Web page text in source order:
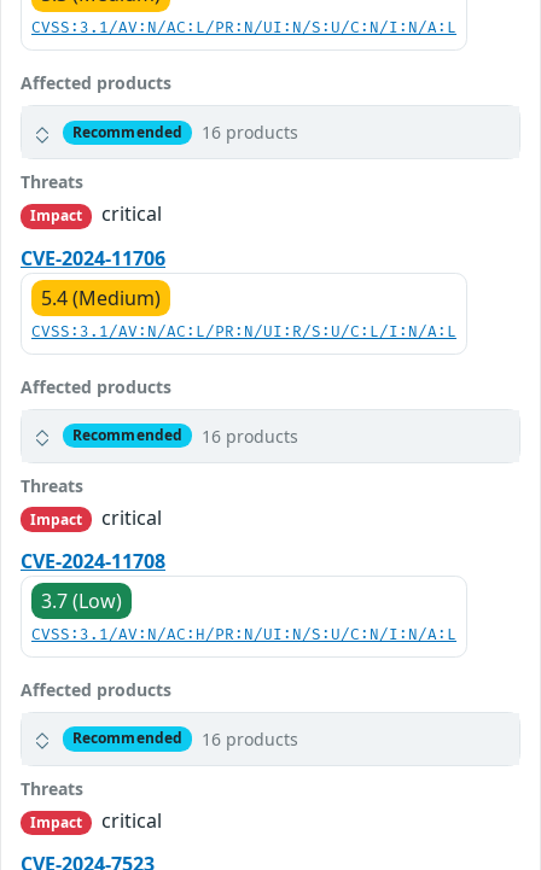
CVSS:3.1/AV:N/AC:L/PR:N/UI:N/S:U/C:N/I:N/A:L
Affected products
Recommended 16 products
Threats
Impact
critical
CVE-2024-11706
5.4 (Medium)
CVSS:3.1/AV:N/AC:L/PR:N/UI:R/S:U/C:L/I:N/A:L
Affected products
Recommended 16 products
Threats
Impact
critical
CVE-2024-11708
3.7 (Low)
CVSS:3.1/AV:N/AC:H/PR:N/UI:N/S:U/C:N/I:N/A:L
Affected products
Recommended 16 products
Threats
Impact
critical
CVE-2024-7523